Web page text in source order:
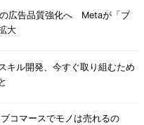
広告品質強化へ Metaが「ブ
大
キル開発、今すぐ取り組むため
コマースでモノは売れるの